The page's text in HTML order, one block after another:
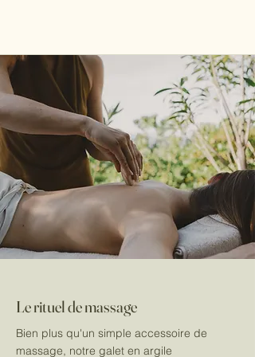
Le rituel de massage
Bien plus qu'un simple accessoire de
massage, notre galet en argile